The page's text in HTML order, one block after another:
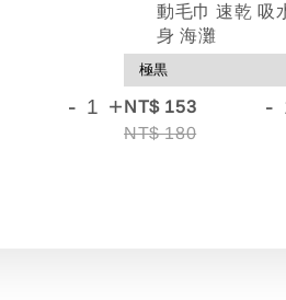
- +
動毛巾 速乾 吸
身 海灘
NT$ 153
NT$ 180
-